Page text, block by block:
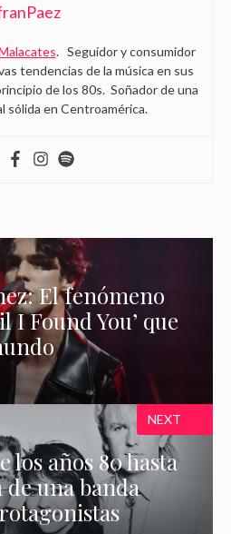
. Seguidor y consumidor
tendencias de la música en sus
de los 80s. Soñador de una
sólida en Centroamérica.
El fenómeno
I Found You’ que
los años 80 hasta
una banda
NEXT